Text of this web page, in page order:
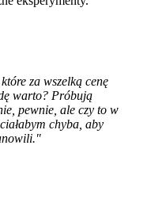
za wszelką cenę
warto? Próbują
pewnie, ale czy to w
chyba, aby